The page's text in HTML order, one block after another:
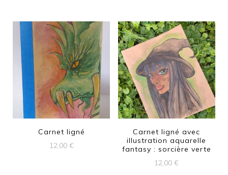
Carnet ligné
12,00 €
Carnet ligné avec
illustration aquarelle
fantasy : sorcière verte
12,00€